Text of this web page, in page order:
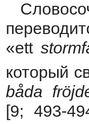
«ettstormf
который
båda frö
[9; 493-